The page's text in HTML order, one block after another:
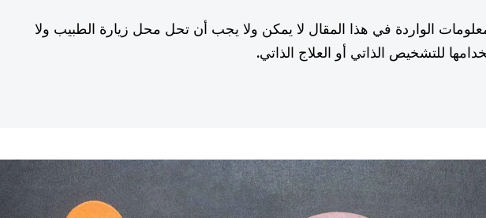
الواردة في هذا المقال لا يمكن ولا يجب أن تحل محل زيارة الطبيب ولا
للتشخيص الذاتي أو العلاج الذاتي.